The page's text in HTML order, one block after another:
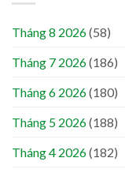
Tháng 8 2026(58)
Tháng 7 2026(186)
Tháng 6 2026(180)
Tháng 5 2026(188)
Tháng 4 2026(182)